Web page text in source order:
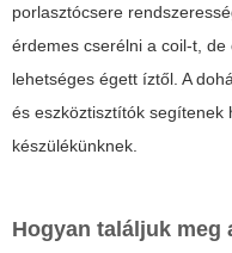
porlasztócsere
érdemes cserélni a coil-t,
lehetséges égett íztől. A
és eszköztisztítók segítenek
készülékünknek.
Hogyan találjuk meg